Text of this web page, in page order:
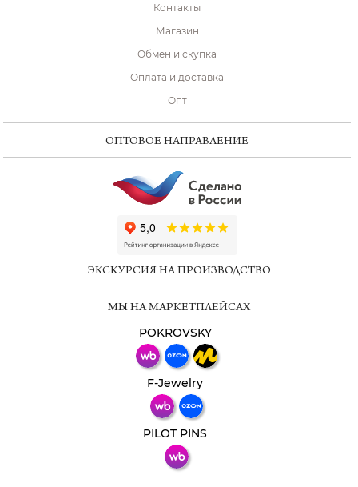
Контакты
Магазин
Обмен и скупка
Оплата и доставка
Опт
ОПТОВОЕ НАПРАВЛЕНИЕ
ЭКСКУРСИЯ НА ПРОИЗВОДСТВО
МЫ НА МАРКЕТПЛЕЙСАХ
POKROVSKY
F-Jewelry
PILOT PINS